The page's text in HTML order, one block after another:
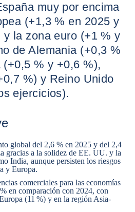
muy por encima
(+1,3 % en 2025 y
y la zona euro (+1 % y
de Alemania (+0,3 %
% y +0,6 %),
%) y Reino Unido
ejercicios).
global del 2,6 % en 2025 y del 2,4
gracias a la solidez de EE. UU. y la
India, aunque persisten los riesgos
y Europa.
comerciales para las economías
en comparación con 2024, con
(11 %) y en la región Asia-